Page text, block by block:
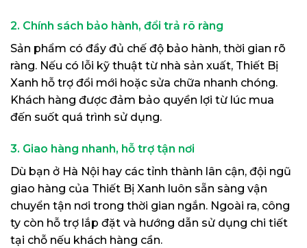
2. Chính sách bảo hành, đổi trả rõ ràng
Sản phẩm có đầy đủ chế độ bảo hành, thời gian rõ
ràng. Nếu có lỗi kỹ thuật từ nhà sản xuất, Thiết Bị
Xanh hỗ trợ đổi mới hoặc sửa chữa nhanh chóng.
Khách hàng được đảm bảo quyền lợi từ lúc mua
đến suốt quá trình sử dụng.
3. Giao hàng nhanh, hỗ trợ tận nơi
Dù bạn ở Hà Nội hay các tỉnh thành lân cận, đội ngũ
giao hàng của Thiết Bị Xanh luôn sẵn sàng vận
chuyển tận nơi trong thời gian ngắn. Ngoài ra, công
ty còn hỗ trợ lắp đặt và hướng dẫn sử dụng chi tiết
tại chỗ nếu khách hàng cần.